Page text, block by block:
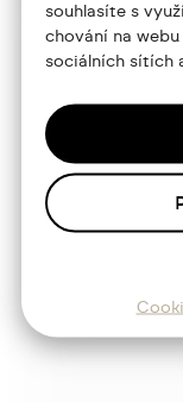
souhlasíte s
chování na
sociálních sítích